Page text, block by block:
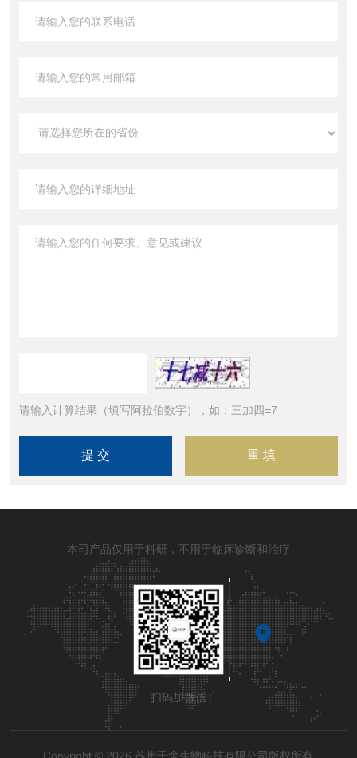
请输入计算结果（填写阿拉伯数字），如：三加四=7
本司产品仅用于科研，不用于临床诊断和治疗
扫码加微信